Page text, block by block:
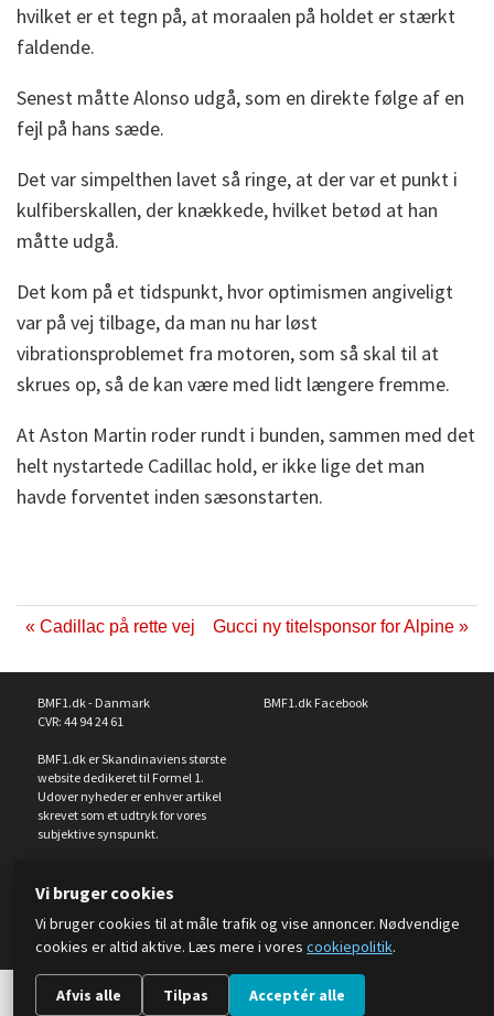
Vi bruger cookies
Vi bruger cookies til at måle trafik og vise annoncer. Nødvendige
cookies er altid aktive. Læs mere i vores cookiepolitik.
Afvis alle Tilpas Acceptér alle
hvilket er et tegn på, at moraalen på holdet er stærkt
faldende.
Senest måtte Alonso udgå, som en direkte følge af en
fejl på hans sæde.
Det var simpelthen lavet så ringe, at der var et punkt i
kulfiberskallen, der knækkede, hvilket betød at han
måtte udgå.
Det kom på et tidspunkt, hvor optimismen angiveligt
var på vej tilbage, da man nu har løst
vibrationsproblemet fra motoren, som så skal til at
skrues op, så de kan være med lidt længere fremme.
At Aston Martin roder rundt i bunden, sammen med det
helt nystartede Cadillac hold, er ikke lige det man
havde forventet inden sæsonstarten.
« Cadillac på rette vej Gucci ny titelsponsor for Alpine »
BMF1.dk - Danmark
CVR: 44 94 24 61
BMF1.dk er Skandinaviens største
website dedikeret til Formel 1.
Udover nyheder er enhver artikel
skrevet som et udtryk for vores
subjektive synspunkt.
BMF1.dk Facebook
Kontakt os:webmaster@bmf1.dk
Cookieindstillinger